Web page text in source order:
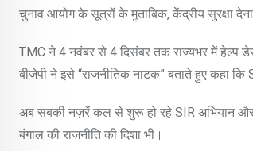
चुनाव आयोग के सूत्रों के मुताबिक, केंद्रीय सुरक्षा
TMC ने 4 नवंबर से 4 दिसंबर तक राज्यभर में हेल्प
बीजेपी ने इसे “राजनीतिक नाटक” बताते हुए कहा कि
अब सबकी नज़रें कल से शुरू हो रहे SIR अभियान और
बंगाल की राजनीति की दिशा भी।